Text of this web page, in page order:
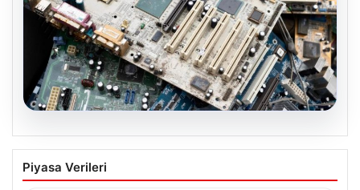
08.08.2026
Sektörel Atık Çözümleri ile Geri
Dönüşüm
Piyasa Verileri